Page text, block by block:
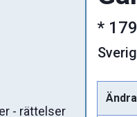
- rättelser
*
Ändra